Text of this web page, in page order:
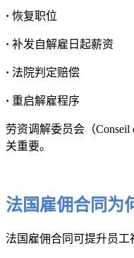
· 恢复职位
· 补发自解雇日起薪资
· 法院判定赔偿
· 重启解雇程序
劳资调解委员会（Conseil
关重要。
法国雇佣合同为
法国雇佣合同可提升员工